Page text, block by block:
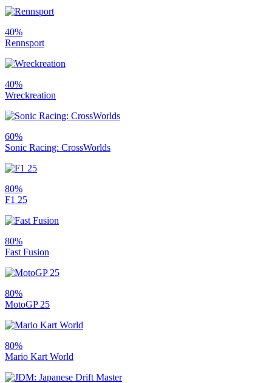
40%
Rennsport
40%
Wreckreation
60%
Sonic Racing: CrossWorlds
80%
F1 25
80%
Fast Fusion
80%
MotoGP 25
80%
Mario Kart World